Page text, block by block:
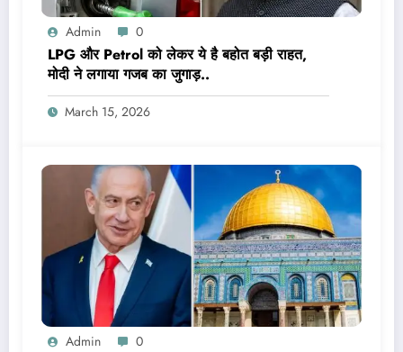
Admin 0
LPG और Petrol को लेकर ये है बहोत बड़ी राहत,
मोदी ने लगाया गजब का जुगाड़..
March 15, 2026
Admin 0